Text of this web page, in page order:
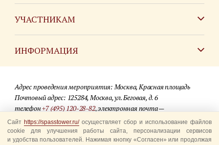
УЧАСТНИКАМ
ИНФОРМАЦИЯ
Для СМИ
Где купить билеты
Акции
Адрес проведения мероприятия: Москва, Красная площадь
Почтовый адрес: 125284, Москва, ул. Беговая, д. 6
телефон+7 (495) 120-28-82, электронная почта —
info@spasstower.ru
© 2009-2025 Официальный сайт фестиваля «Спасская башня»
Сайт https://spasstower.ru/осуществляет сбор и использование файлов
cookie для улучшения работы сайта, персонализации сервисов
и удобства пользователей. Нажимая кнопку «Согласен» или продолжая